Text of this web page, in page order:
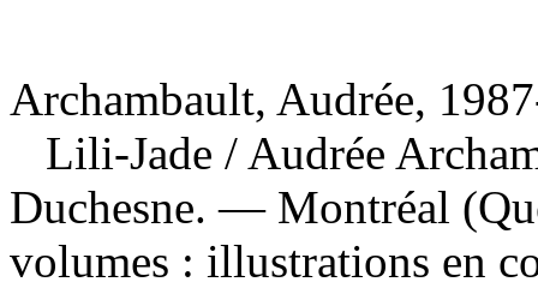
Archambault, Audrée,
Lili-Jade / Audrée
Duchesne. — Montréal
volumes : illustrations en